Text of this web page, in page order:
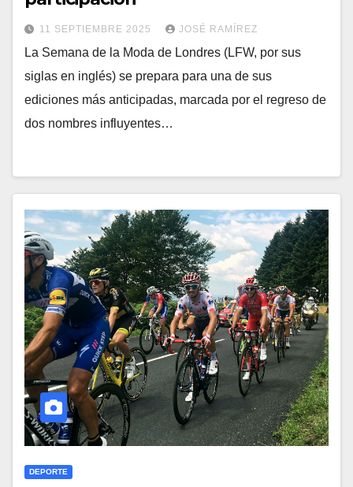
11 SEPTIEMBRE 2025 JOSÉ RAMÍREZ
La Semana de la Moda de Londres (LFW, por sus
siglas en inglés) se prepara para una de sus
ediciones más anticipadas, marcada por el regreso de
dos nombres influyentes…
DEPORTE